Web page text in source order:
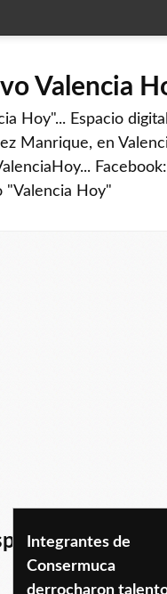
Valencia
Hoy"... Espacio
Manrique, en
"Valencia Hoy"
Integrantes de
Consermuca
derrocharon